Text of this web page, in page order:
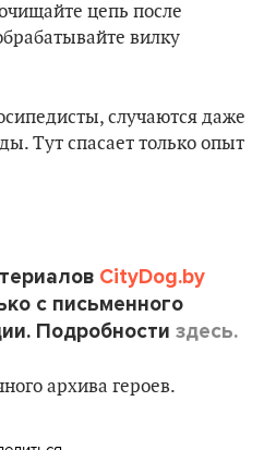
цепь после
вилку
случаются даже
Тут спасает только опыт
CityDog.by
с письменного
Подробности здесь.
архива героев.